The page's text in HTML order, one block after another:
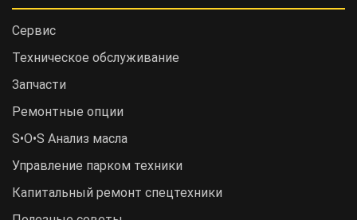
Сервис
Техническое обслуживание
Запчасти
Ремонтные опции
S•O•S Анализ масла
Управление парком техники
Капитальный ремонт спецтехники